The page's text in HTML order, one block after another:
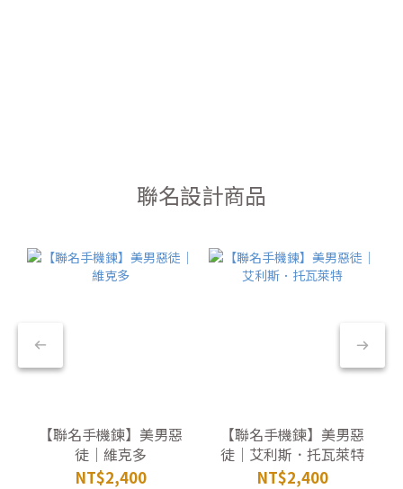
聯名設計商品
【聯名手機鍊】美男惡
徒｜維克多
NT$2,400
【聯名手機鍊】美男惡
徒｜艾利斯．托瓦萊特
NT$2,400